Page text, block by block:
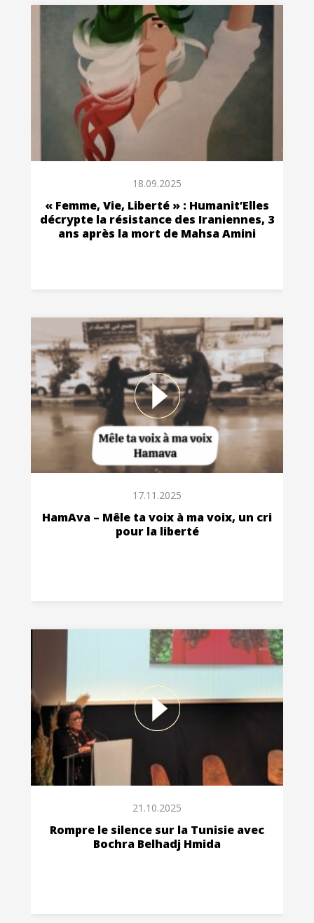
18.09.2025
« Femme, Vie, Liberté » : Humanit’Elles
décrypte la résistance des Iraniennes, 3
ans après la mort de Mahsa Amini
17.11.2025
HamAva – Mêle ta voix à ma voix, un cri
pour la liberté
21.10.2025
Rompre le silence sur la Tunisie avec
Bochra Belhadj Hmida